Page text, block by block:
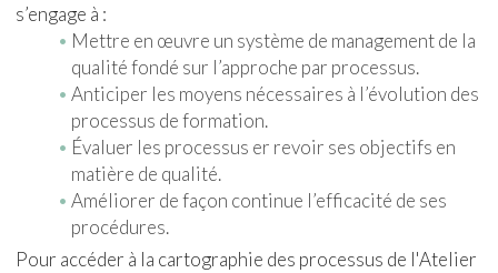
s’engage à :
Mettre en œuvre un système de management de la
qualité fondé sur l’approche par processus.
Anticiper les moyens nécessaires à l’évolution des
processus de formation.
Évaluer les processus er revoir ses objectifs en
matière de qualité.
Améliorer de façon continue l’efficacité de ses
procédures.
Pour accéder à la cartographie des processus de l'Atelier